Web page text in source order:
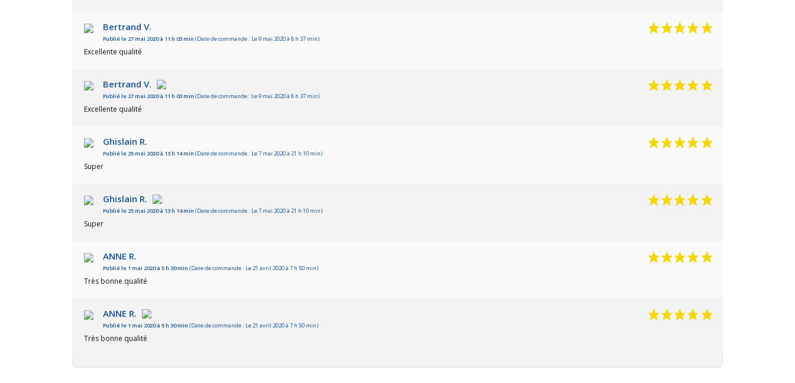
Bertrand V.
Publié le 27 mai 2020 à 11 h 03 min (Date de commande : Le 9 mai 2020 à 8 h 37 min)
Excellente qualité
Bertrand V.
Publié le 27 mai 2020 à 11 h 03 min (Date de commande : Le 9 mai 2020 à 8 h 37 min)
Excellente qualité
Ghislain R.
Publié le 25 mai 2020 à 13 h 14 min (Date de commande : Le 7 mai 2020 à 21 h 10 min)
Super
Ghislain R.
Publié le 25 mai 2020 à 13 h 14 min (Date de commande : Le 7 mai 2020 à 21 h 10 min)
Super
ANNE R.
Publié le 1 mai 2020 à 5 h 30 min (Date de commande : Le 21 avril 2020 à 7 h 50 min)
Très bonne qualité
ANNE R.
Publié le 1 mai 2020 à 5 h 30 min (Date de commande : Le 21 avril 2020 à 7 h 50 min)
Très bonne qualité